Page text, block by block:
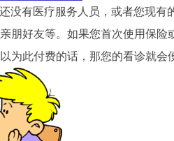
有医疗服务人员，或者您现
朋好友等。如果您首次使用保
此付费的话，那您的看诊就会